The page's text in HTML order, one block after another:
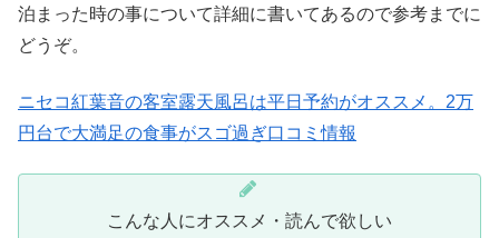
泊まった時の事について詳細に書いてあるので参考までに
どうぞ。
ニセコ紅葉音の客室露天風呂は平日予約がオススメ。2万
円台で大満足の食事がスゴ過ぎ口コミ情報
こんな人にオススメ・読んで欲しい